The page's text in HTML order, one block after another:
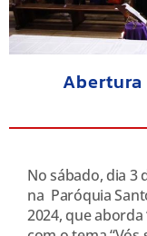
Abertura
No sábado, dia 3
na Paróquia
2024, que aborda